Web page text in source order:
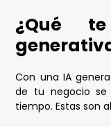
¿Qué
Con una IA
de tu negocio se
tiempo. Estas son